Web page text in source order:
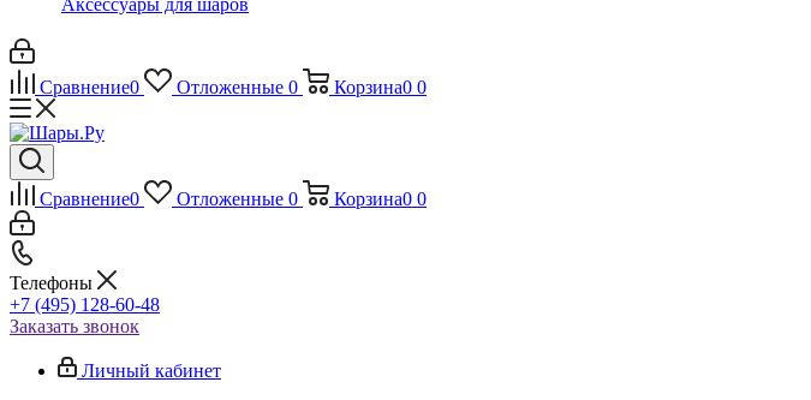
Аксессуары для шаров
Сравнение0 Отложенные 0 Корзина0 0
Сравнение0 Отложенные 0 Корзина0 0
Телефоны
+7 (495) 128-60-48
Заказать звонок
Личный кабинет